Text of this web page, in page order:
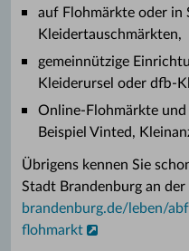
auf Flohmärkte oder in
Kleidertauschmärkten,
gemeinnützige
Kleiderursel oder dfb-
Online-Flohmärkte und
Beispiel Vinted,
Übrigens kennen Sie
Stadt Brandenburg an der
brandenburg.de/leben/
flohmarkt